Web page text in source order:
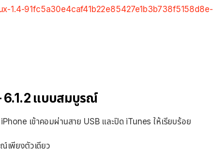
1.4-91fc5a30e4caf41b22e85427e1b3b738f5158d8e-
6.1.2 แบบสมบูรณ์
เข้าคอมผ่านสาย USB และปิด iTunes ให้เรียบร้อย
เพียงตัวเดียว